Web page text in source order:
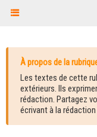
À propos de la
Les textes de cette
extérieurs. Ils
rédaction. Partagez
écrivant à la rédaction